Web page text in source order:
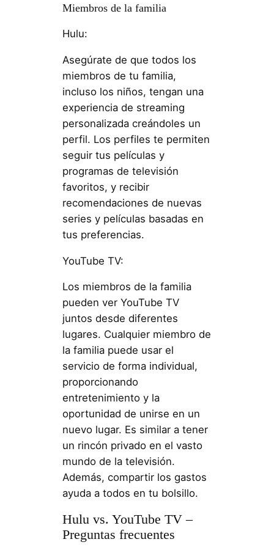
Miembros de la familia
Hulu:
Asegúrate de que todos los
miembros de tu familia,
incluso los niños, tengan una
experiencia de streaming
personalizada creándoles un
perfil. Los perfiles te permiten
seguir tus películas y
programas de televisión
favoritos, y recibir
recomendaciones de nuevas
series y películas basadas en
tus preferencias.
YouTube TV:
Los miembros de la familia
pueden ver YouTube TV
juntos desde diferentes
lugares. Cualquier miembro de
la familia puede usar el
servicio de forma individual,
proporcionando
entretenimiento y la
oportunidad de unirse en un
nuevo lugar. Es similar a tener
un rincón privado en el vasto
mundo de la televisión.
Además, compartir los gastos
ayuda a todos en tu bolsillo.
Hulu vs. YouTube TV –
Preguntas frecuentes